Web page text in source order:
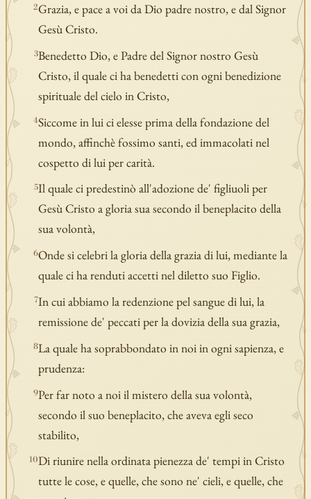
2Grazia, e pace a voi da Dio padre nostro, e dal Signor
Gesù Cristo.
3Benedetto Dio, e Padre del Signor nostro Gesù
Cristo, il quale ci ha benedetti con ogni benedizione
spirituale del cielo in Cristo,
4Siccome in lui ci elesse prima della fondazione del
mondo, affinchè fossimo santi, ed immacolati nel
cospetto di lui per carità.
5Il quale ci predestinò all'adozione de' figliuoli per
Gesù Cristo a gloria sua secondo il beneplacito della
sua volontà,
6Onde si celebri la gloria della grazia di lui, mediante la
quale ci ha renduti accetti nel diletto suo Figlio.
7In cui abbiamo la redenzione pel sangue di lui, la
remissione de' peccati per la dovizia della sua grazia,
8La quale ha soprabbondato in noi in ogni sapienza, e
prudenza:
9Per far noto a noi il mistero della sua volontà,
secondo il suo beneplacito, che aveva egli seco
stabilito,
10Di riunire nella ordinata pienezza de' tempi in Cristo
tutte le cose, e quelle, che sono ne' cieli, e quelle, che